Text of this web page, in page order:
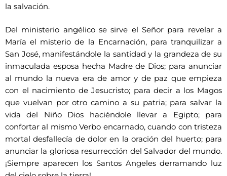
la salvación.
Del ministerio angélico se sirve el Señor para revelar a
María el misterio de la Encarnación, para tranquilizar a
San José, manifestándole la santidad y la grandeza de su
inmaculada esposa hecha Madre de Dios; para anunciar
al mundo la nueva era de amor y de paz que empieza
con el nacimiento de Jesucristo; para decir a los Magos
que vuelvan por otro camino a su patria; para salvar la
vida del Niño Dios haciéndole llevar a Egipto; para
confortar al mismo Verbo encarnado, cuando con tristeza
mortal desfallecía de dolor en la oración del huerto; para
anunciar la gloriosa resurrección del Salvador del mundo.
¡Siempre aparecen los Santos Angeles derramando luz